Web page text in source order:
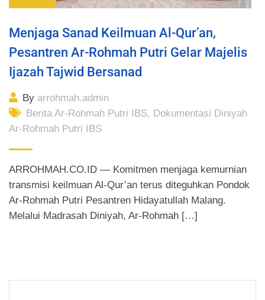
Menjaga Sanad Keilmuan Al-Qur’an,
Pesantren Ar-Rohmah Putri Gelar Majelis
Ijazah Tajwid Bersanad
By arrohmah.admin
Berita Ar-Rohmah Putri IBS, Dokumentasi Diniyah
Ar-Rohmah Putri IBS
ARROHMAH.CO.ID — Komitmen menjaga kemurnian
transmisi keilmuan Al-Qur’an terus diteguhkan Pondok
Ar-Rohmah Putri Pesantren Hidayatullah Malang.
Melalui Madrasah Diniyah, Ar-Rohmah […]